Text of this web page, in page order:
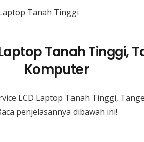
Tanah Tinggi,
Komputer
LCD Laptop Tanah Tinggi,
penjelasannya dibawah ini!